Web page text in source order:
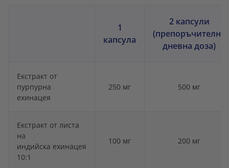
1
капсула
2 капсули
(препоръчителна
дневна доза)
Екстракт от
пурпурна
ехинацея
250 мг 500 мг
Екстракт от листа
на
индийска ехинацея
10:1
100 мг 200 мг